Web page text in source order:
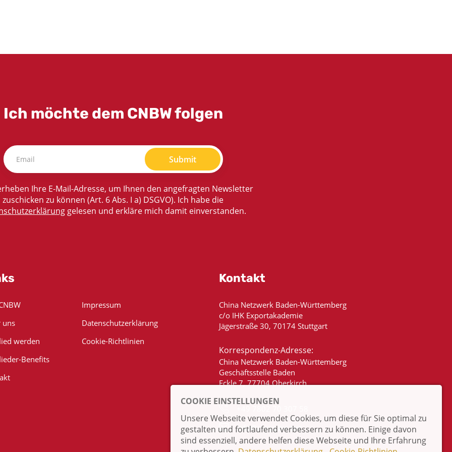
Ich möchte dem CNBW folgen
Submit
Ihre E-Mail-Adresse, um Ihnen den angefragten Newsletter
zuschicken zu können (Art. 6 Abs. I a) DSGVO). Ich habe die
gelesen und erkläre mich damit einverstanden.
uns
werden
Benefits
Impressum
Datenschutzerklärung
Cookie-Richtlinien
Kontakt
China Netzwerk Baden-Württemberg
c/o IHK Exportakademie
Jägerstraße 30, 70174 Stuttgart
Korrespondenz-Adresse:
China Netzwerk Baden-Württemberg
Geschäftsstelle Baden
Eckle 7, 77704 Oberkirch
info@china-bw.net
COOKIE EINSTELLUNGEN
Unsere Webseite verwendet Cookies, um diese für Sie optimal zu
gestalten und fortlaufend verbessern zu können. Einige davon
sind essenziell, andere helfen diese Webseite und Ihre Erfahrung